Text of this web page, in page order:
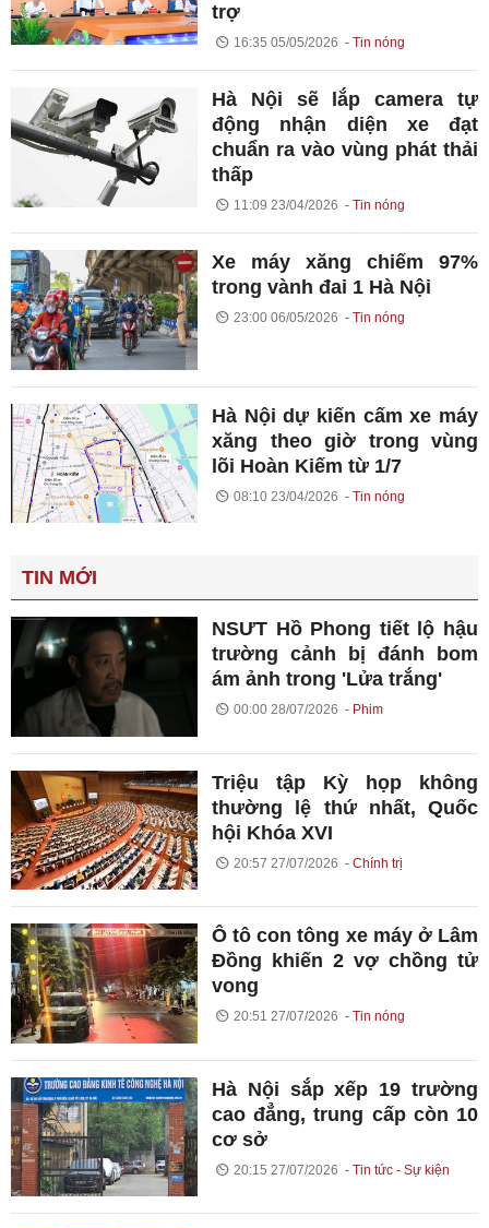
trợ
16:35 05/05/2026 Tin nóng
Hà Nội sẽ lắp camera tự
động nhận diện xe đạt
chuẩn ra vào vùng phát thải
thấp
11:09 23/04/2026 Tin nóng
Xe máy xăng chiếm 97%
trong vành đai 1 Hà Nội
23:00 06/05/2026 Tin nóng
Hà Nội dự kiến cấm xe máy
xăng theo giờ trong vùng
lõi Hoàn Kiếm từ 1/7
08:10 23/04/2026 Tin nóng
TIN MỚI
NSƯT Hồ Phong tiết lộ hậu
trường cảnh bị đánh bom
ám ảnh trong 'Lửa trắng'
00:00 28/07/2026 Phim
Triệu tập Kỳ họp không
thường lệ thứ nhất, Quốc
hội Khóa XVI
20:57 27/07/2026 Chính trị
Ô tô con tông xe máy ở Lâm
Đồng khiến 2 vợ chồng tử
vong
20:51 27/07/2026 Tin nóng
Hà Nội sắp xếp 19 trường
cao đẳng, trung cấp còn 10
cơ sở
20:15 27/07/2026 Tin tức - Sự kiện